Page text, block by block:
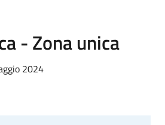
- Zona unica
2024